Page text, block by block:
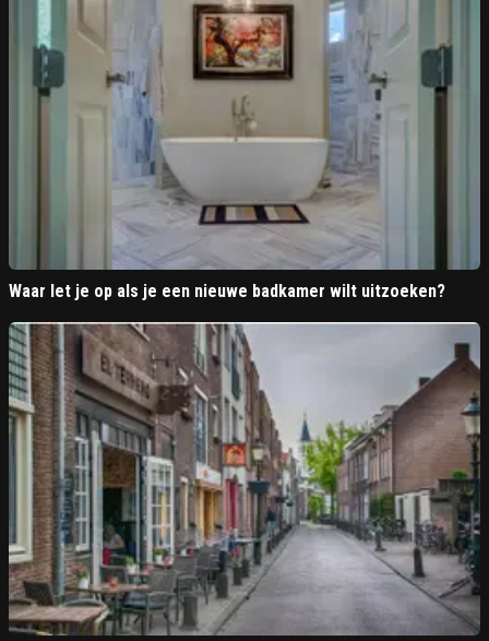
Waar let je op als je een nieuwe badkamer wilt uitzoeken?